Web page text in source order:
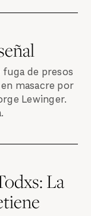
de presos
masacre por
Lewinger.
La